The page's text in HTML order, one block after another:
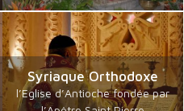
Syriaque Orthodoxe
l’Eglise d’Antioche fondée par